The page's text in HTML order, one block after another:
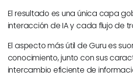
El resultado es una única capa
interacción de IA y cada flujo de
El aspecto más útil de Guru es
conocimiento, junto con sus
intercambio eficiente de